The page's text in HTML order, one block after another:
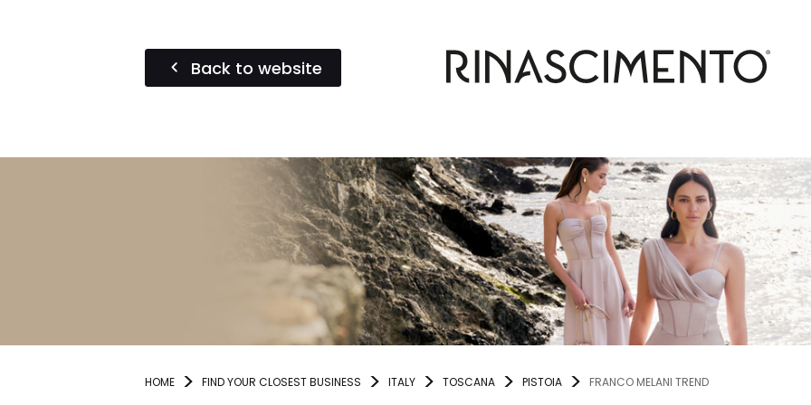
Back to website
HOME FIND YOUR CLOSEST BUSINESS ITALY TOSCANA PISTOIA FRANCO MELANI TREND